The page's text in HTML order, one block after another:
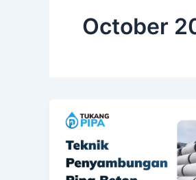
October